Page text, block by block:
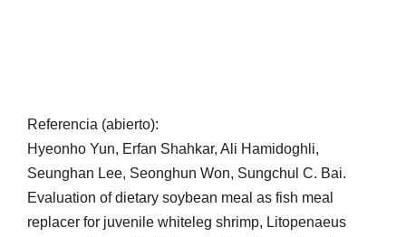
Referencia (abierto):
Hyeonho Yun, Erfan Shahkar, Ali Hamidoghli,
Seunghan Lee, Seonghun Won, Sungchul C. Bai.
Evaluation of dietary soybean meal as fish meal
replacer for juvenile whiteleg shrimp, Litopenaeus